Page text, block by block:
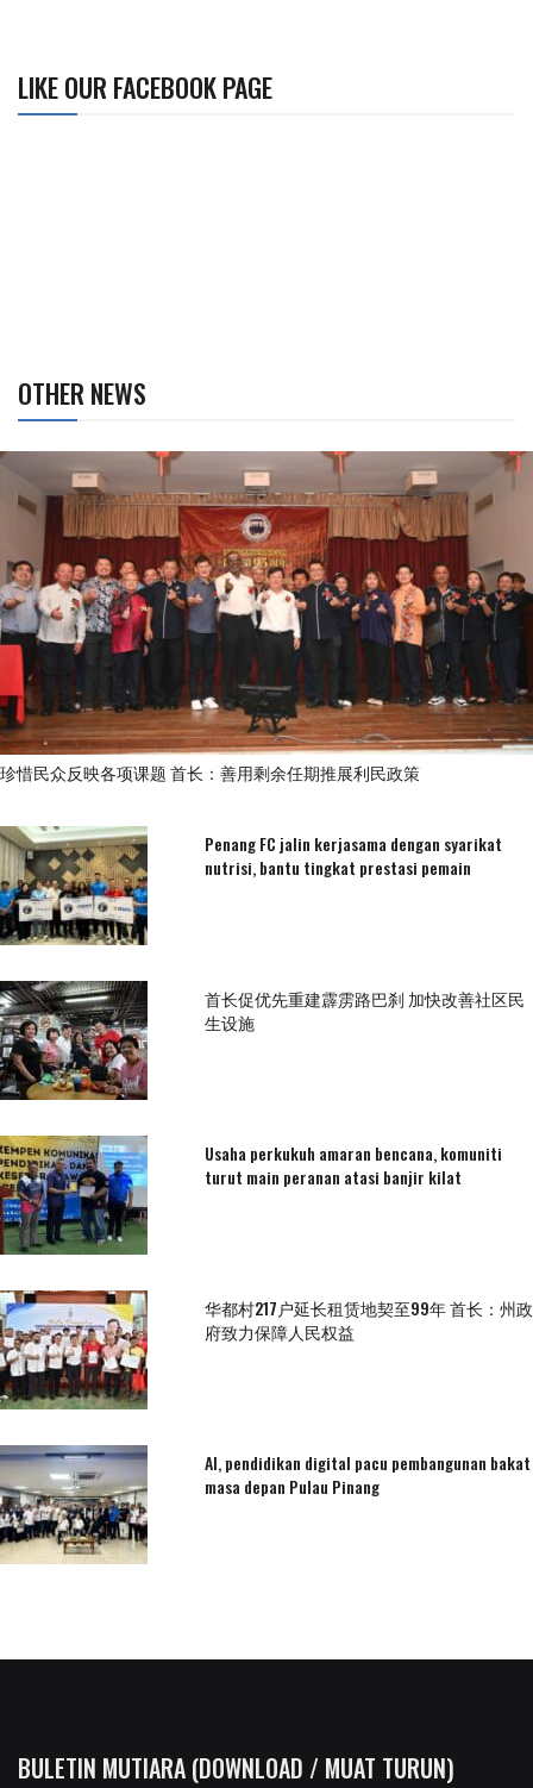
LIKE OUR FACEBOOK PAGE
OTHER NEWS
珍惜民众反映各项课题 首长：善用剩余任期推展利民政策
Penang FC jalin kerjasama dengan syarikat
nutrisi, bantu tingkat prestasi pemain
首长促优先重建霹雳路巴刹 加快改善社区民
生设施
Usaha perkukuh amaran bencana, komuniti
turut main peranan atasi banjir kilat
华都村217户延长租赁地契至99年 首长：州政
府致力保障人民权益
AI, pendidikan digital pacu pembangunan bakat
masa depan Pulau Pinang
BULETIN MUTIARA (DOWNLOAD / MUAT TURUN)